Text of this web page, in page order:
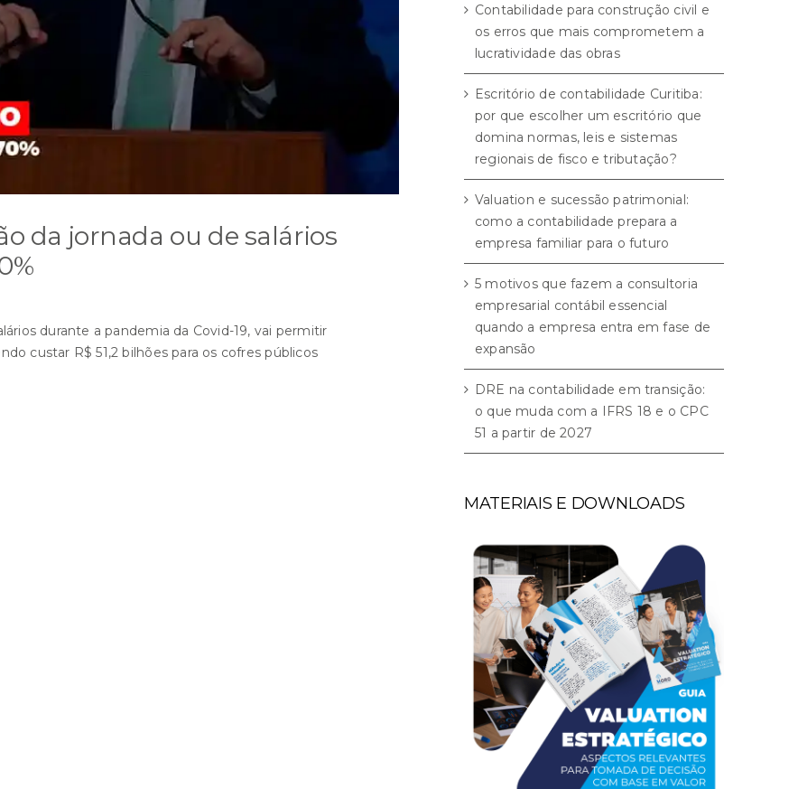
da jornada ou de salários
durante a pandemia da Covid-19, vai permitir
custar R$ 51,2 bilhões para os cofres públicos
Contabilidade para construção civil e
os erros que mais comprometem a
lucratividade das obras
Escritório de contabilidade Curitiba:
por que escolher um escritório que
domina normas, leis e sistemas
regionais de fisco e tributação?
Valuation e sucessão patrimonial:
como a contabilidade prepara a
empresa familiar para o futuro
5 motivos que fazem a consultoria
empresarial contábil essencial
quando a empresa entra em fase de
expansão
DRE na contabilidade em transição:
o que muda com a IFRS 18 e o CPC
51 a partir de 2027
MATERIAIS E DOWNLOADS